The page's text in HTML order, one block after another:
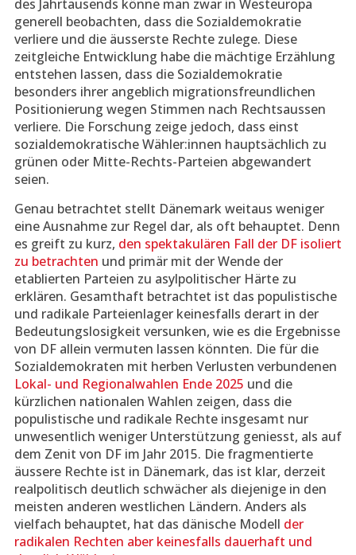
des Jahrtausends könne man zwar in Westeuropa
generell beobachten, dass die Sozialdemokratie
verliere und die äusserste Rechte zulege. Diese
zeitgleiche Entwicklung habe die mächtige Erzählung
entstehen lassen, dass die Sozialdemokratie
besonders ihrer angeblich migrationsfreundlichen
Positionierung wegen Stimmen nach Rechtsaussen
verliere. Die Forschung zeige jedoch, dass einst
sozialdemokratische Wähler:innen hauptsächlich zu
grünen oder Mitte-Rechts-Parteien abgewandert
seien.
Genau betrachtet stellt Dänemark weitaus weniger
eine Ausnahme zur Regel dar, als oft behauptet. Denn
es greift zu kurz, den spektakulären Fall der DF isoliert
zu betrachten und primär mit der Wende der
etablierten Parteien zu asylpolitischer Härte zu
erklären. Gesamthaft betrachtet ist das populistische
und radikale Parteienlager keinesfalls derart in der
Bedeutungslosigkeit versunken, wie es die Ergebnisse
von DF allein vermuten lassen könnten. Die für die
Sozialdemokraten mit herben Verlusten verbundenen
Lokal- und Regionalwahlen Ende 2025 und die
kürzlichen nationalen Wahlen zeigen, dass die
populistische und radikale Rechte insgesamt nur
unwesentlich weniger Unterstützung geniesst, als auf
dem Zenit von DF im Jahr 2015. Die fragmentierte
äussere Rechte ist in Dänemark, das ist klar, derzeit
realpolitisch deutlich schwächer als diejenige in den
meisten anderen westlichen Ländern. Anders als
vielfach behauptet, hat das dänische Modell der
radikalen Rechten aber keinesfalls dauerhaft und